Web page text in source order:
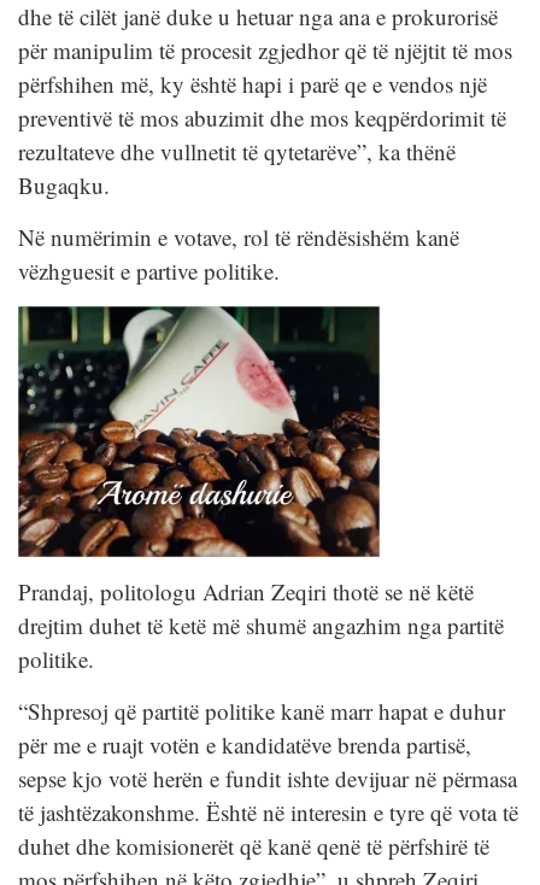
dhe të cilët janë duke u hetuar nga ana e prokurorisë
për manipulim të procesit zgjedhor që të njëjtit të mos
përfshihen më, ky është hapi i parë qe e vendos një
preventivë të mos abuzimit dhe mos keqpërdorimit të
rezultateve dhe vullnetit të qytetarëve”, ka thënë
Bugaqku.
Në numërimin e votave, rol të rëndësishëm kanë
vëzhguesit e partive politike.
Prandaj, politologu Adrian Zeqiri thotë se në këtë
drejtim duhet të ketë më shumë angazhim nga partitë
politike.
“Shpresoj që partitë politike kanë marr hapat e duhur
për me e ruajt votën e kandidatëve brenda partisë,
sepse kjo votë herën e fundit ishte devijuar në përmasa
të jashtëzakonshme. Është në interesin e tyre që vota të
duhet dhe komisionerët që kanë qenë të përfshirë të